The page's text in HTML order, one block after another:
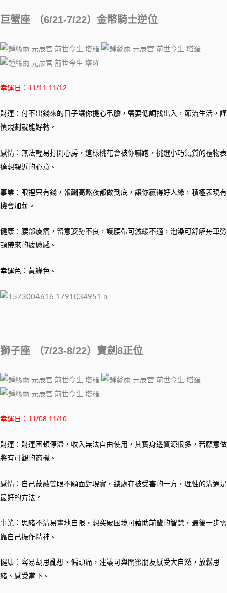
巨蟹座 （6/21-7/22）金幣騎士逆位
幸運日：11/11.11/12
財運：付不出錢來的日子讓你提心弔膽，需要低調找出入，節流生活，謹
慎規劃就能好轉。
感情：無法輕易打開心房，這樣桃花會被你嚇跑，挑選小巧氣質的禮物表
達想親近的心意。
事業：眼裡只有錢，報酬高熬夜都做到底，讓你贏得好人緣，積極表現有
機會加薪。
健康：腰部痠痛，留意姿勢不良，護腰帶可減緩不適，泡澡可舒解舟車勞
頓帶來的疲憊感。
幸運色：黃綠色。
獅子座 （7/23-8/22）寶劍8正位
幸運日：11/08.11/10
財運：財運困頓停滯，收入無法自由使用，其實身邊資源很多，若願意做
將有可觀的商機。
感情：自己蒙蔽雙眼不願面對現實，總處在被受害的一方，理性的溝通是
最好的方法。
事業：思緒不清易畫地自限，想突破困境可藉助前輩的智慧，最後一步需
靠自己振作精神。
健康：容易胡思亂想、偏頭痛，建議可與閨蜜朋友感受大自然，放鬆思
緒、感受當下。